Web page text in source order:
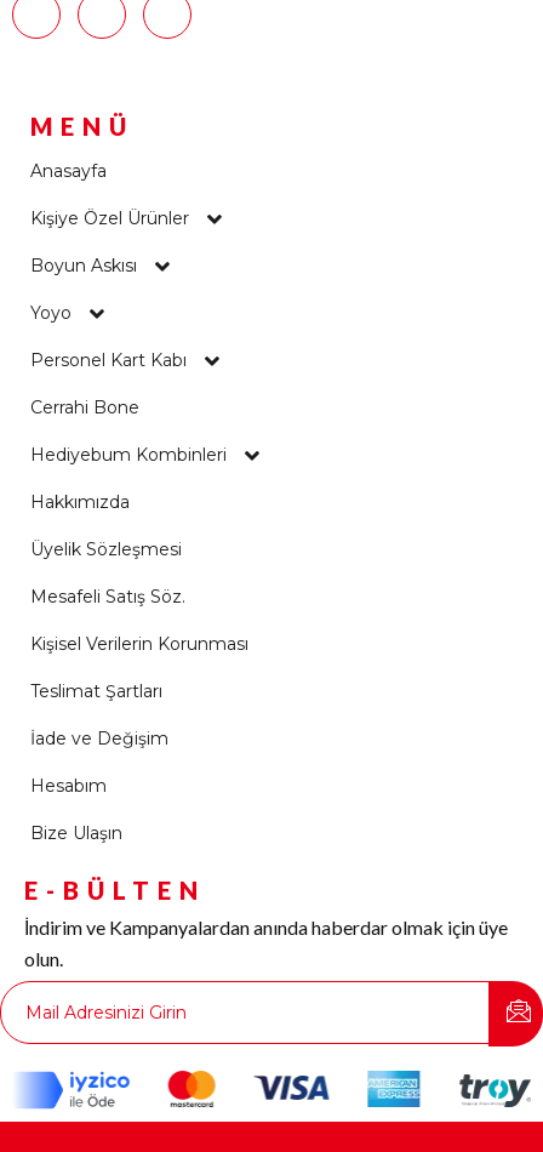
MENÜ
Anasayfa
Kişiye Özel Ürünler
Boyun Askısı
Yoyo
Personel Kart Kabı
Cerrahi Bone
Hediyebum Kombinleri
Hakkımızda
Üyelik Sözleşmesi
Mesafeli Satış Söz.
Kişisel Verilerin Korunması
Teslimat Şartları
İade ve Değişim
Hesabım
Bize Ulaşın
E-BÜLTEN
İndirim ve Kampanyalardan anında haberdar olmak için üye
olun.